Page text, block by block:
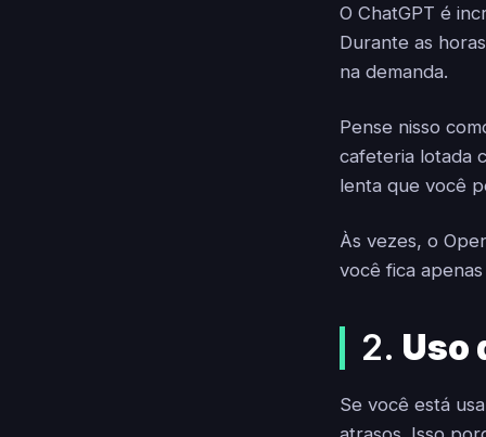
O ChatGPT é
Durante as
na demanda.
Pense nisso
cafeteria lotada
lenta que você
Às vezes, o
você fica
2. Uso
Se você está